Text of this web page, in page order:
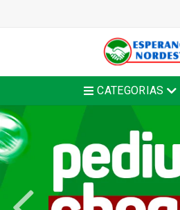
CATEGORIAS